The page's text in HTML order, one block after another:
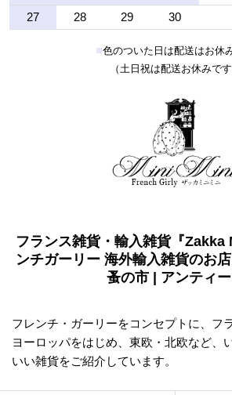
27
28 29 30
■色のついた日は配送はお休
（土日祝は配送お休みです
フランス雑貨・輸入雑貨『
ンチガーリー 海外輸入雑貨のお
蚤の市 | アンティ
フレンチ・ガーリーをコンセプトに、フ
ヨーロッパをはじめ、東欧・北欧など、
いい雑貨をご紹介しています。